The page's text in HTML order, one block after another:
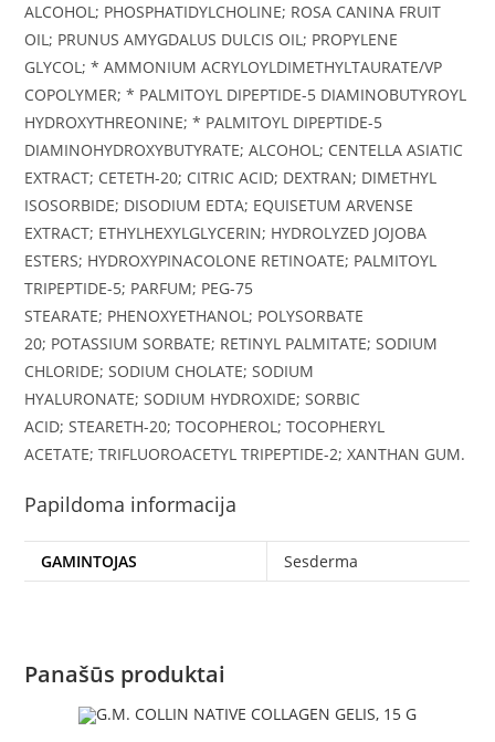
ALCOHOL; PHOSPHATIDYLCHOLINE; ROSA CANINA FRUIT
OIL; PRUNUS AMYGDALUS DULCIS OIL; PROPYLENE
GLYCOL; * AMMONIUM ACRYLOYLDIMETHYLTAURATE/VP
COPOLYMER; * PALMITOYL DIPEPTIDE-5 DIAMINOBUTYROYL
HYDROXYTHREONINE; * PALMITOYL DIPEPTIDE-5
DIAMINOHYDROXYBUTYRATE; ALCOHOL; CENTELLA ASIATIC
EXTRACT; CETETH-20; CITRIC ACID; DEXTRAN; DIMETHYL
ISOSORBIDE; DISODIUM EDTA; EQUISETUM ARVENSE
EXTRACT; ETHYLHEXYLGLYCERIN; HYDROLYZED JOJOBA
ESTERS; HYDROXYPINACOLONE RETINOATE; PALMITOYL
TRIPEPTIDE-5; PARFUM; PEG-75
STEARATE; PHENOXYETHANOL; POLYSORBATE
20; POTASSIUM SORBATE; RETINYL PALMITATE; SODIUM
CHLORIDE; SODIUM CHOLATE; SODIUM
HYALURONATE; SODIUM HYDROXIDE; SORBIC
ACID; STEARETH-20; TOCOPHEROL; TOCOPHERYL
ACETATE; TRIFLUOROACETYL TRIPEPTIDE-2; XANTHAN GUM.
Papildoma informacija
GAMINTOJAS Sesderma
Panašūs produktai